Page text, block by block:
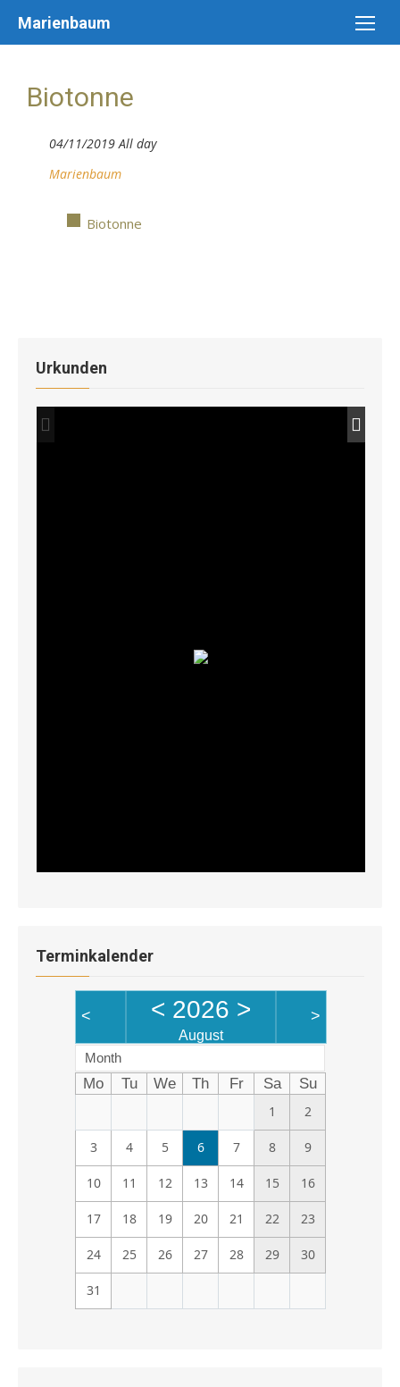
Marienbaum
Biotonne
04/11/2019 All day
Marienbaum
Biotonne
Urkunden
Terminkalender
< < 2026 >
August
>
Month
Mo Tu We Th Fr Sa
Su
1
2
3 4 5 6 7 8 9
10 11 12 13 14 15 16
17 18 19 20 21 22 23
24 25 26 27 28 29 30
31